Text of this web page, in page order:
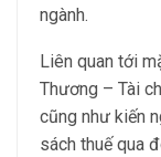
ngành.
Liên quan tới
Thương – Tài
cũng như kiến
sách thuế qua